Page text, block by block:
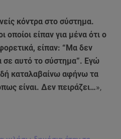
κόντρα στο σύστημα.
οποίοι είπαν για μένα ότι ο
είπαν: “Μα δεν
αυτό το σύστημα”. Εγώ
καταλαβαίνω αφήνω τα
είναι. Δεν πειράζει…»,